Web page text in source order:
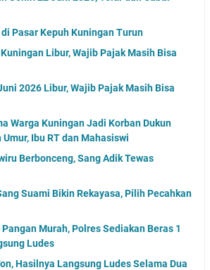
Pasar Kepuh Kuningan Turun
Libur, Wajib Pajak Masih Bisa
2026 Libur, Wajib Pajak Masih Bisa
Warga Kuningan Jadi Korban Dukun
Ibu RT dan Mahasiswi
Berbonceng, Sang Adik Tewas
Suami Bikin Rekayasa, Pilih Pecahkan
Murah, Polres Sediakan Beras 1
Ludes
Hasilnya Langsung Ludes Selama Dua